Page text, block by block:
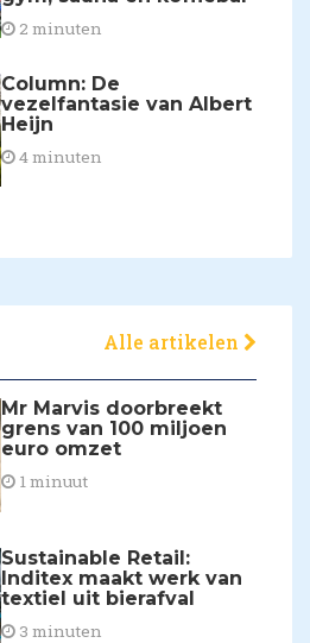
2 minuten
Column: De
vezelfantasie van Albert
Heijn
4 minuten
Alle artikelen
Mr Marvis doorbreekt
grens van 100 miljoen
euro omzet
1 minuut
Sustainable Retail:
Inditex maakt werk van
textiel uit bierafval
3 minuten